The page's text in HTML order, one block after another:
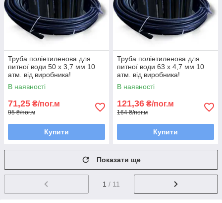
Труба поліетиленова для
питної води 50 х 3,7 мм 10
атм. від виробника!
В наявності
71,25 ₴/пог.м
95 ₴/пог.м
Купити
Труба поліетиленова для
питної води 63 х 4,7 мм 10
атм. від виробника!
В наявності
121,36 ₴/пог.м
164 ₴/пог.м
Купити
Показати ще
1 / 11